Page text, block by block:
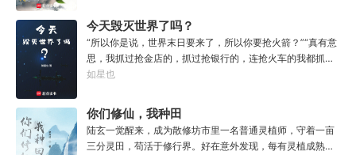
播爱与核平。】……【六甲天兵（S级技能）：召唤六甲天
兵，降妖除魔。】【身怀六甲天兵（变异）：让目标强制受
孕，子嗣必为天兵转世，自带灵根。】……爆炸级的属性，
规则性的技能。我，夏林，即是数值怪，又是机制怪！“完
无灾，获得道果【无垢心】女儿三岁，活泼机灵，获得道果
【棋圣】女儿四岁、五岁、六岁…………李澈发现，女儿每长
大一岁，他便可凝聚出一颗道果，加持己身。从此以后，李
澈有了一个朴实无华的愿望。一岁一道果，默默守长生。为
父只想……从老婆孩子热炕头开始，心平气和的守护女儿长
间。
今天毁灭世界了吗？
“所以你是说，世界末日要来了，所以你要抢火箭？”“真有意
思，我抓过抢金店的，抓过抢银行的，连抢火车的我都抓
过，就是没抓过抢火箭的。”“你怎么想的？就算你真把火箭
开。”“真的，我已经开过无数次了。”“还有，你们真得快
点，我没时间了。”“没时间？”男人呵呵一笑。“你很忙
吗？”“很忙。”林序点点头。“我得去毁灭下一个世界了。”
如星也
你们修仙，我种田
陆玄一觉醒来，成为散修坊市里一名普通灵植师，守着一亩
三分灵田，苟活于修行界。好在意外发现，每有灵植成熟，